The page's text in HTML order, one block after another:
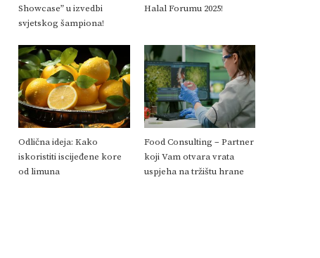
Showcase” u izvedbi
svjetskog šampiona!
Halal Forumu 2025!
Odlična ideja: Kako
iskoristiti iscijeđene kore
od limuna
Food Consulting – Partner
koji Vam otvara vrata
uspjeha na tržištu hrane